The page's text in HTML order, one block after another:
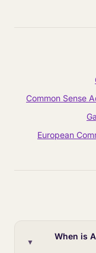
Common Sense
European
When is
▼